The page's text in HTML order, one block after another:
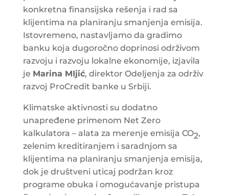
konkretna finansijska rešenja i rad sa
klijentima na planiranju smanjenja emisija.
Istovremeno, nastavljamo da gradimo
banku koja dugoročno doprinosi održivom
razvoju i razvoju lokalne ekonomije, izjavila
je Marina MIjić, direktor Odeljenja za održiv
razvoj ProCredit banke u Srbiji.
Klimatske aktivnosti su dodatno
unapređene primenom Net Zero
kalkulatora – alata za merenje emisija CO2,
zelenim kreditiranjem i saradnjom sa
klijentima na planiranju smanjenja emisija,
dok je društveni uticaj podržan kroz
programe obuka i omogućavanje pristupa